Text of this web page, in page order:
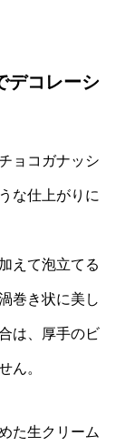
デコレーシ
ョコガナッシ
な仕上がりに
えて泡立てる
巻き状に美し
は、厚手のビ
ん。
た生クリーム